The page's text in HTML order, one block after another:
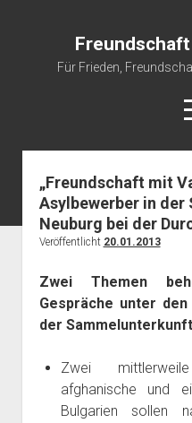
Für Frieden,
„Freundschaft mit
Asylbewerber in
Neuburg bei der
Veröffentlicht 20.01.2013
Zwei Themen
Gespräche unter
der
Zwei
afghanische und
Bulgarien sollen